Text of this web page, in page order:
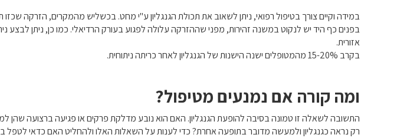
במידה וקיים צורך בטיפול רפואי, ניתן לשאוב את תכולת הגנגליון ע"י מחט. בכשליש מהמקרים, הזרקה
בפנים כף היד יש לנקוט במשנה זהירות, מפני שההזרקה עלולה לפגוע בעורק הרדיאלי. כמו כן, ניתן
אזורית.
בקרב 15-20% מהמטופלים ישנה הישנות של הגנגליון לאחר כריתה ניתוחית.
ומה קורה אם נמנעים מטיפול?
התשובה לשאלה זו טמונה בסיבה להופעת הגנגליון. האם הוא נובע מדלקת פרקים או פגיעה ברצועה
רק נראה כגנגליון ולמעשה מדובר בתופעה אחרת? כדי לענות על השאלות האלו ולהחליט האם כדאי לטפל